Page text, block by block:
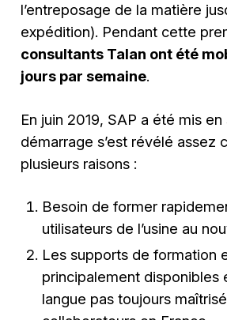
l’entreposage de la matière
expédition). Pendant cette
consultants Talan ont été
jours par semaine.
En juin 2019, SAP a été mis
démarrage s’est révélé assez
plusieurs raisons :
Besoin de former
utilisateurs de l’usine au
Les supports de formation
principalement disponibles
langue pas toujours